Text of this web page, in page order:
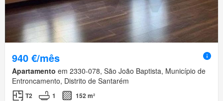
940 €/mês
Apartamento em 2330-078, São João Baptista, Município de
Entroncamento, Distrito de Santarém
T2 1
152 m²